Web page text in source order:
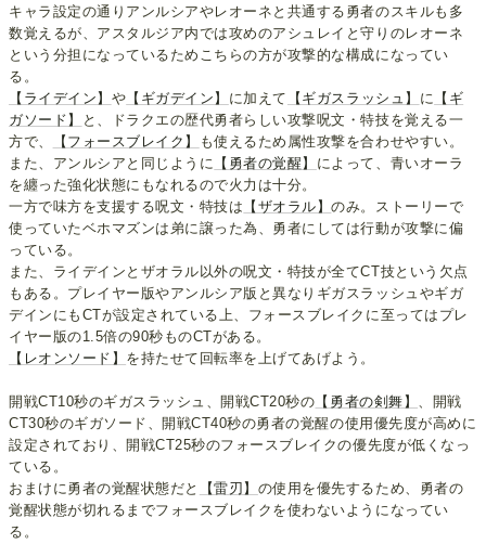
キャラ設定の通りアンルシアやレオーネと共通する勇者のスキルも多
数覚えるが、アスタルジア内では攻めのアシュレイと守りのレオーネ
という分担になっているためこちらの方が攻撃的な構成になってい
る。
【ライデイン】 や 【ギガデイン】 に加えて 【ギガスラッシュ】 に 【ギ
ガソード】
と、ドラクエの歴代勇者らしい攻撃呪文・特技を覚える一
方で、
【フォースブレイク】
も使えるため属性攻撃を合わせやすい。
また、アンルシアと同じように 【勇者の覚醒】 によって、青いオーラ
を纏った強化状態にもなれるので火力は十分。
一方で味方を支援する呪文・特技は 【ザオラル】のみ。ストーリーで
使っていたベホマズンは弟に譲った為、勇者にしては行動が攻撃に偏
っている。
また、ライデインとザオラル以外の呪文・特技が全てCT技という欠点
もある。プレイヤー版やアンルシア版と異なりギガスラッシュやギガ
デインにもCTが設定されている上、フォースブレイクに至ってはプレ
イヤー版の1.5倍の90秒ものCTがある。
【レオンソード】 を持たせて回転率を上げてあげよう。
開戦CT10秒のギガスラッシュ、開戦CT20秒の 【勇者の剣舞】 、開戦
CT30秒のギガソード、開戦CT40秒の勇者の覚醒の使用優先度が高めに
設定されており、開戦CT25秒のフォースブレイクの優先度が低くなっ
ている。
おまけに勇者の覚醒状態だと
【雷刃】 の使用を優先するため、勇者の
覚醒状態が切れるまでフォースブレイクを使わないようになってい
る。